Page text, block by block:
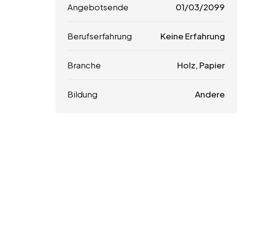
Angebotsende 01/03/2099
Berufserfahrung Keine Erfahrung
Branche Holz, Papier
Bildung Andere